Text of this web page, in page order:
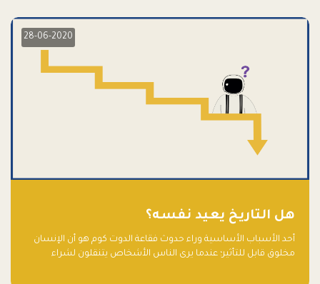
28-06-2020
هل التاريخ يعيد نفسه؟
أحد الأسباب الأساسية وراء حدوث فقاعة الدوت كوم هو أن الإنسان
مخلوق قابل للتأثير؛ عندما يرى الناس الأشخاص يتنقلون لشراء